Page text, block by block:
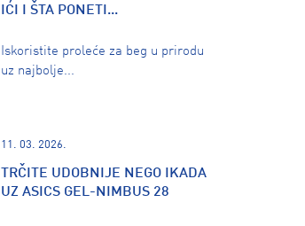
IĆI I ŠTA PONETI...
Iskoristite proleće za beg u prirodu
uz najbolje...
11. 03. 2026.
TRČITE UDOBNIJE NEGO IKADA
UZ ASICS GEL-NIMBUS 28